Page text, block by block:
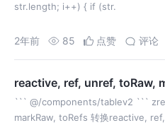
str.length; i++) { if (str.
2年前 85 点赞 评论
reactive, ref, unref, toRaw,
``` @/components/tablev2 ```
markRaw, toRefs 转换reactive,